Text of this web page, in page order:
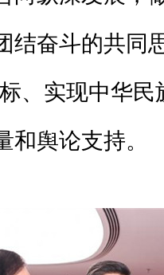
结奋斗的共同
、实现中华
和舆论支持。